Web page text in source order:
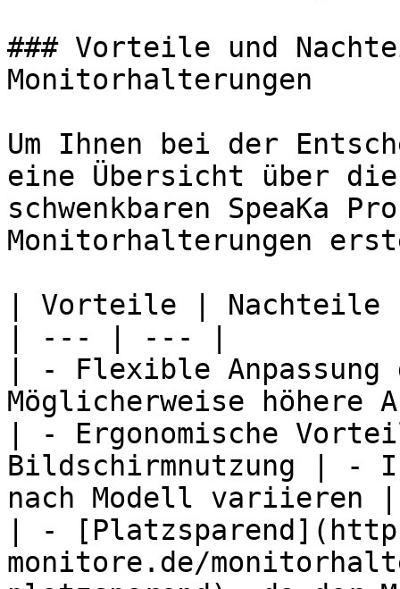
### Vorteile und
Monitorhalterungen
Um Ihnen bei der
eine Übersicht über
schwenkbaren SpeaKa
Monitorhalterungen
| Vorteile | Nachteile
| --- | --- |
| - Flexible
Möglicherweise höhere
| - Ergonomische
Bildschirmnutzung | -
nach Modell variieren |
| -
monitore.de/